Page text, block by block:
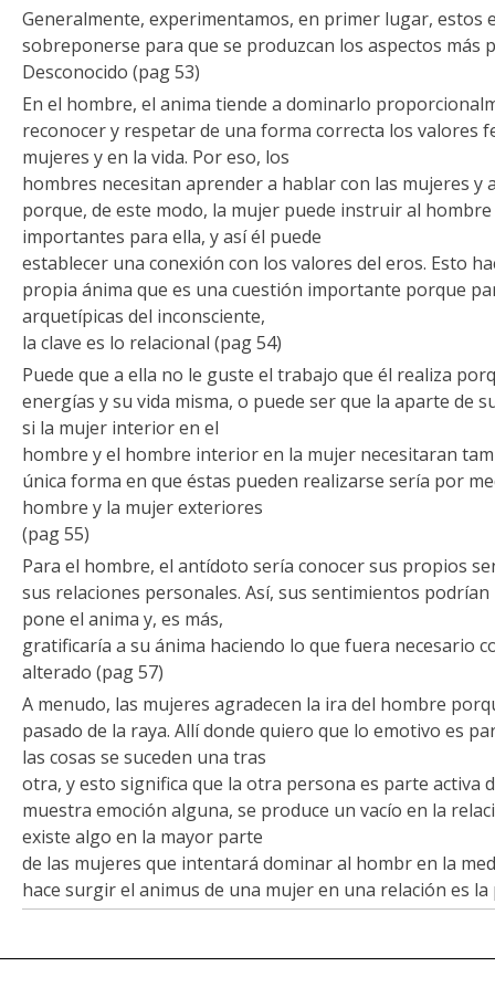
Generalmente, experimentamos, en primer lugar, estos
sobreponerse para que se produzcan los aspectos más
Desconocido (pag 53)
En el hombre, el anima tiende a dominarlo
reconocer y respetar de una forma correcta los valores
mujeres y en la vida. Por eso, los
hombres necesitan aprender a hablar con las mujeres y
porque, de este modo, la mujer puede instruir al
importantes para ella, y así él puede
establecer una conexión con los valores del eros. Esto
propia ánima que es una cuestión importante porque
arquetípicas del inconsciente,
la clave es lo relacional (pag 54)
Puede que a ella no le guste el trabajo que él realiza
energías y su vida misma, o puede ser que la aparte de
si la mujer interior en el
hombre y el hombre interior en la mujer necesitaran
única forma en que éstas pueden realizarse sería por
hombre y la mujer exteriores
(pag 55)
Para el hombre, el antídoto sería conocer sus propios
sus relaciones personales. Así, sus sentimientos
pone el anima y, es más,
gratificaría a su ánima haciendo lo que fuera necesario
alterado (pag 57)
A menudo, las mujeres agradecen la ira del hombre
pasado de la raya. Allí donde quiero que lo emotivo es
las cosas se suceden una tras
otra, y esto significa que la otra persona es parte activa
muestra emoción alguna, se produce un vacío en la
existe algo en la mayor parte
de las mujeres que intentará dominar al hombr en la
hace surgir el animus de una mujer en una relación es